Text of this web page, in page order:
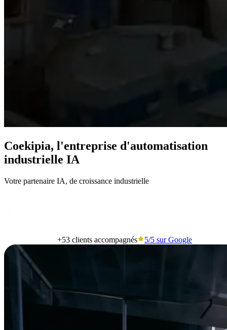
Coekipia, l'entreprise d'automatisation
industrielle IA
Votre partenaire IA, de croissance industrielle
+53 clients accompagnés 5/5 sur Google